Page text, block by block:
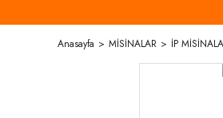
Anasayfa MİSİNALAR İP